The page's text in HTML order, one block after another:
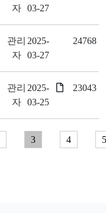
자 03-27
관리
자
2025-
03-27
24768
관리
자
2025-
03-25
23043
3 4 5